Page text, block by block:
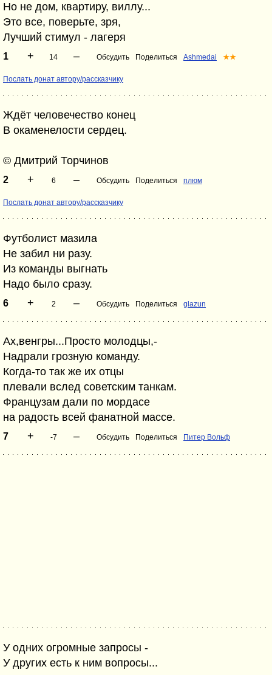
Но не дом, квартиру, виллу...
Это все, поверьте, зря,
Лучший стимул - лагеря
1 + 14 – Обсудить Поделиться Ashmedai ★★
Послать донат автору/рассказчику
Ждёт человечество конец
В окаменелости сердец.
© Дмитрий Торчинов
2 + 6 – Обсудить Поделиться плюм
Послать донат автору/рассказчику
Футболист мазила
Не забил ни разу.
Из команды выгнать
Надо было сразу.
6 + 2 – Обсудить Поделиться glazun
Ах,венгры...Просто молодцы,-
Надрали грозную команду.
Когда-то так же их отцы
плевали вслед советским танкам.
Французам дали по мордасе
на радость всей фанатной массе.
7 + -7 – Обсудить Поделиться Питер Вольф
У одних огромные запросы -
У других есть к ним вопросы...